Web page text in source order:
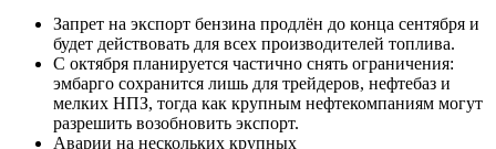
Запрет на экспорт бензина продлён до конца сентября и
будет действовать для всех производителей топлива.
С октября планируется частично снять ограничения:
эмбарго сохранится лишь для трейдеров, нефтебаз и
мелких НПЗ, тогда как крупным нефтекомпаниям могут
разрешить возобновить экспорт.
Аварии на нескольких крупных